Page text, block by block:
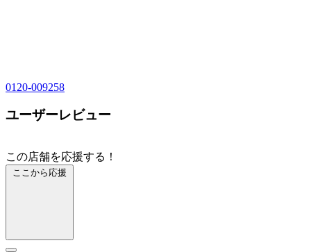
0120-009258
ユーザーレビュー
この店舗を応援する！
ここから応援